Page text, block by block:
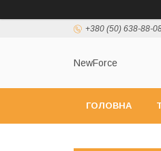
+380 (50) 638-88-
NewForce
ГОЛОВНА